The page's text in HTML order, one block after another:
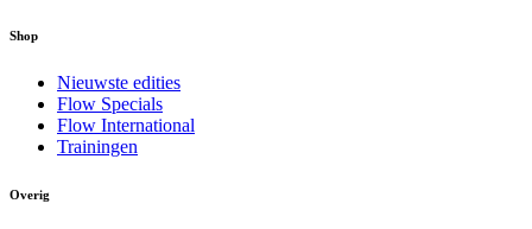
Shop
Nieuwste edities
Flow Specials
Flow International
Trainingen
Overig